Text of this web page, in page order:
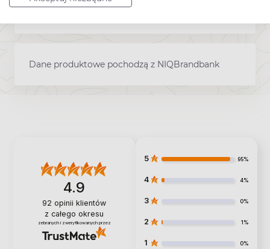
Dane produktowe pochodzą z NIQBrandbank
4.9
92 opinii klientów
z całego okresu
zebranych i zweryfikowanych przez
5 95%
4 4%
3 0%
2 1%
1 0%